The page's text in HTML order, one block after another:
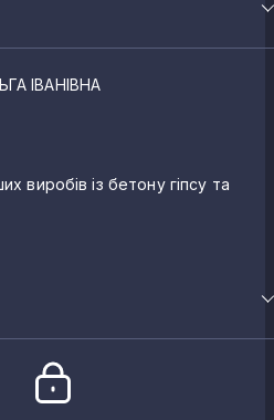
ІВАНІВНА
виробів із бетону гіпсу та